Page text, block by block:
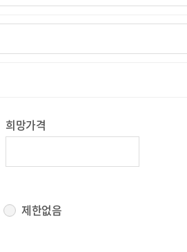
희망가격
제한없음